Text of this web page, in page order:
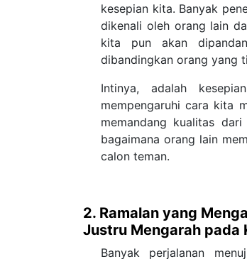
kesepian kita. Banyak
dikenali oleh orang lain
kita pun akan
dibandingkan orang yang
Intinya, adalah
mempengaruhi cara kita
memandang kualitas
bagaimana orang lain
calon teman.
2. Ramalan yang
Justru Mengarah pada
Banyak perjalanan